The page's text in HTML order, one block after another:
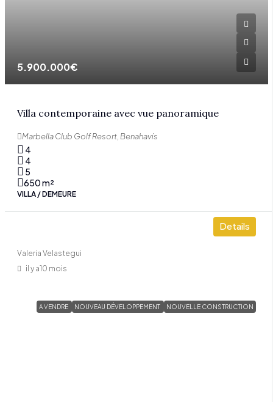
5.900.000€
Villa contemporaine avec vue panoramique
Marbella Club Golf Resort, Benahavís
4
4
5
650m²
VILLA / DEMEURE
Details
Valeria Velastegui
il y a10 mois
A VENDRE NOUVEAU DÉVELOPPEMENT NOUVELLE CONSTRUCTION